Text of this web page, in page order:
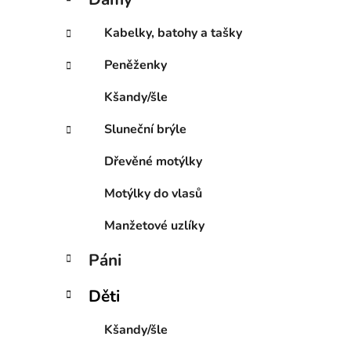
p
a
e
e
o
i
Kabelky, batohy a tašky
Peněženky
Kšandy/šle
Sluneční brýle
Dřevěné motýlky
Motýlky do vlasů
Manžetové uzlíky
Páni
Děti
Kšandy/šle